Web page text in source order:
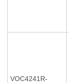
VOC4241R-